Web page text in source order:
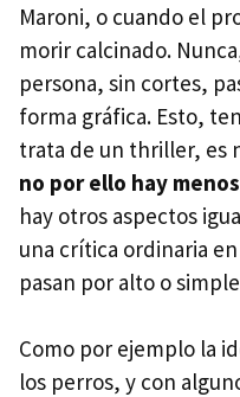
Maroni, o cuando el
morir calcinado.
persona, sin cortes,
forma gráfica. Esto,
trata de un thriller, es
no por ello hay
hay otros aspectos
una crítica ordinaria
pasan por alto o
Como por ejemplo la
los perros, y con